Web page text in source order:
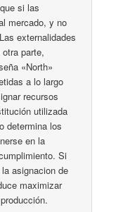
si las
mercado, y no
externalidades
parte,
«North»
a lo largo
recursos
utilizada
determina los
en la
Si
asignacion de
maximizar